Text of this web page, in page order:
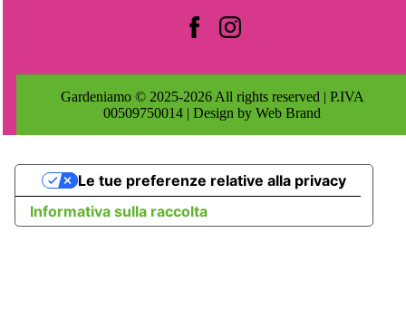
Gardeniamo © 2025-2026 All rights reserved | P.IVA
00509750014 | Design by Web Brand
Informativa sulla raccolta
Le tue preferenze relative alla privacy